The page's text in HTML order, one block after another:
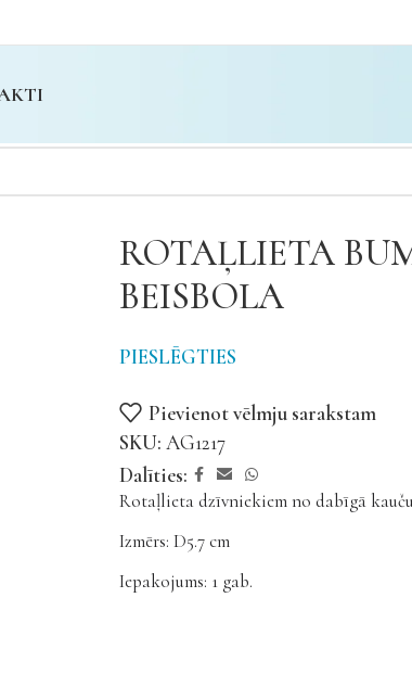
ROTAĻLIETA
BEISBOLA
PIESLĒGTIES
Pievienot vēlmju sarakstam
SKU: AG1217
Dalīties:
Rotaļlieta dzīvniekiem no dabīgā
Izmērs: D5.7 cm
Iepakojums: 1 gab.